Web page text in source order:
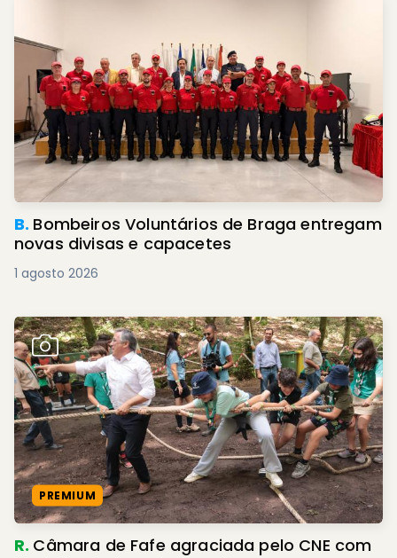
B. Bombeiros Voluntários de Braga entregam
novas divisas e capacetes
1 agosto 2026
PREMIUM
R. Câmara de Fafe agraciada pelo CNE com